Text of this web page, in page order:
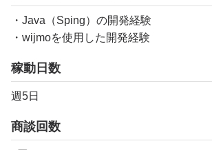
・Java（Sping）の開発経験
・wijmoを使用した開発経験
稼動日数
週5日
商談回数